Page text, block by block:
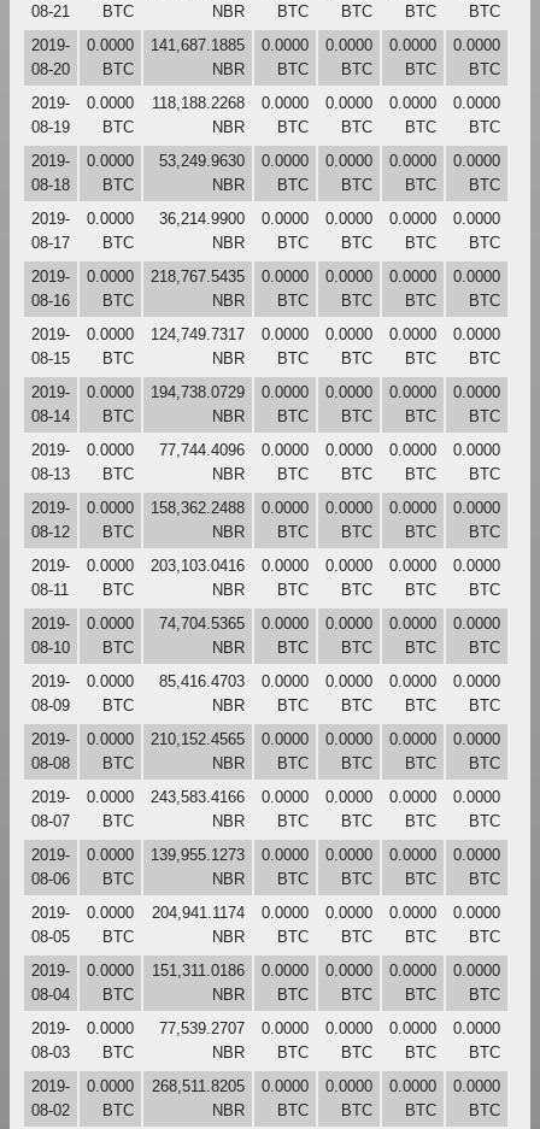
08-21
BTC
NBR
BTC
BTC
BTC
BTC
2019-
08-20
0.0000
BTC
141,687.1885
NBR
0.0000
BTC
0.0000
BTC
0.0000
BTC
0.0000
BTC
2019-
08-19
0.0000
BTC
118,188.2268
NBR
0.0000
BTC
0.0000
BTC
0.0000
BTC
0.0000
BTC
2019-
08-18
0.0000
BTC
53,249.9630
NBR
0.0000
BTC
0.0000
BTC
0.0000
BTC
0.0000
BTC
2019-
08-17
0.0000
BTC
36,214.9900
NBR
0.0000
BTC
0.0000
BTC
0.0000
BTC
0.0000
BTC
2019-
08-16
0.0000
BTC
218,767.5435
NBR
0.0000
BTC
0.0000
BTC
0.0000
BTC
0.0000
BTC
2019-
08-15
0.0000
BTC
124,749.7317
NBR
0.0000
BTC
0.0000
BTC
0.0000
BTC
0.0000
BTC
2019-
08-14
0.0000
BTC
194,738.0729
NBR
0.0000
BTC
0.0000
BTC
0.0000
BTC
0.0000
BTC
2019-
08-13
0.0000
BTC
77,744.4096
NBR
0.0000
BTC
0.0000
BTC
0.0000
BTC
0.0000
BTC
2019-
08-12
0.0000
BTC
158,362.2488
NBR
0.0000
BTC
0.0000
BTC
0.0000
BTC
0.0000
BTC
2019-
08-11
0.0000
BTC
203,103.0416
NBR
0.0000
BTC
0.0000
BTC
0.0000
BTC
0.0000
BTC
2019-
08-10
0.0000
BTC
74,704.5365
NBR
0.0000
BTC
0.0000
BTC
0.0000
BTC
0.0000
BTC
2019-
08-09
0.0000
BTC
85,416.4703
NBR
0.0000
BTC
0.0000
BTC
0.0000
BTC
0.0000
BTC
2019-
08-08
0.0000
BTC
210,152.4565
NBR
0.0000
BTC
0.0000
BTC
0.0000
BTC
0.0000
BTC
2019-
08-07
0.0000
BTC
243,583.4166
NBR
0.0000
BTC
0.0000
BTC
0.0000
BTC
0.0000
BTC
2019-
08-06
0.0000
BTC
139,955.1273
NBR
0.0000
BTC
0.0000
BTC
0.0000
BTC
0.0000
BTC
2019-
08-05
0.0000
BTC
204,941.1174
NBR
0.0000
BTC
0.0000
BTC
0.0000
BTC
0.0000
BTC
2019-
08-04
0.0000
BTC
151,311.0186
NBR
0.0000
BTC
0.0000
BTC
0.0000
BTC
0.0000
BTC
2019-
08-03
0.0000
BTC
77,539.2707
NBR
0.0000
BTC
0.0000
BTC
0.0000
BTC
0.0000
BTC
2019-
08-02
0.0000
BTC
268,511.8205
NBR
0.0000
BTC
0.0000
BTC
0.0000
BTC
0.0000
BTC